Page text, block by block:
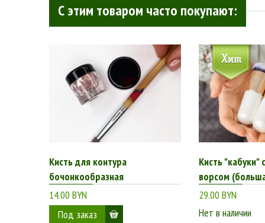
С этим товаром часто покупают:
Кисть для контура
бочонкообразная
14.00 BYN
Кисть "кабуки"
ворсом
29.00 BYN
Нет в наличии